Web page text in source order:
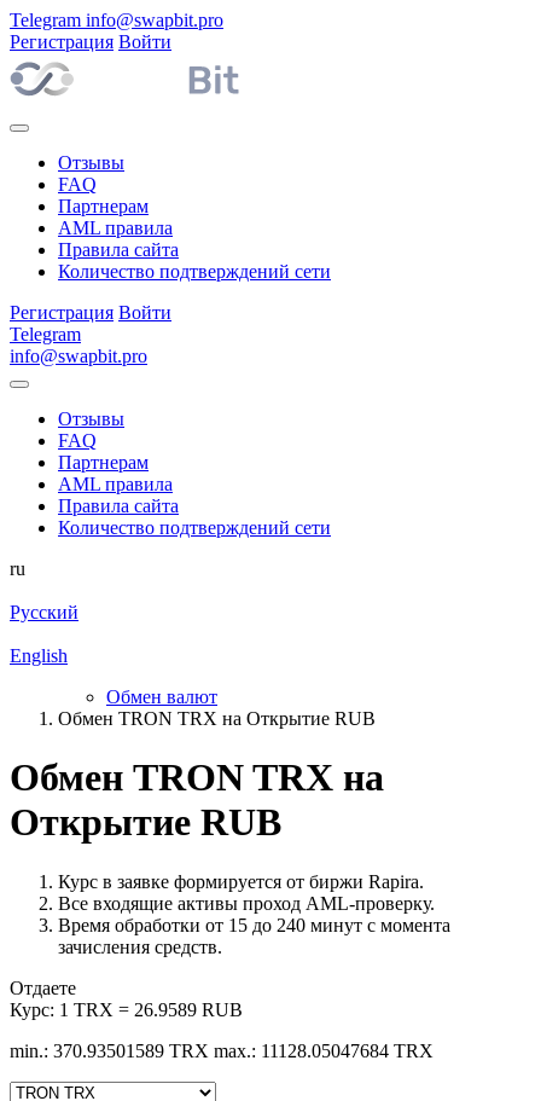
Telegram info@swapbit.pro
Регистрация Войти
Отзывы
FAQ
Партнерам
AML правила
Правила сайта
Количество подтверждений сети
Регистрация Войти
Telegram
info@swapbit.pro
Отзывы
FAQ
Партнерам
AML правила
Правила сайта
Количество подтверждений сети
ru
Русский
English
Обмен валют
Обмен TRON TRX на Открытие RUB
Обмен TRON TRX на
Открытие RUB
Курс в заявке формируется от биржи Rapira.
Все входящие активы проход AML-проверку.
Время обработки от 15 до 240 минут с момента
зачисления средств.
Отдаете
Курс: 1 TRX = 26.9589 RUB
min.: 370.93501589 TRX max.: 11128.05047684 TRX